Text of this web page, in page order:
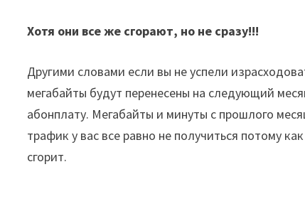
Хотя они все же сгорают, но не сразу!!!
Другими словами если вы не успели
мегабайты будут перенесены на следующий
абонплату. Мегабайты и минуты с прошлого
трафик у вас все равно не получиться потому
сгорит.